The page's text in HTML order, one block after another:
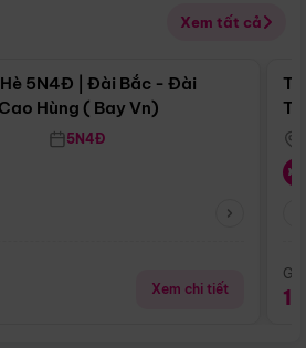
Xem tất cả
Điểm nổi bật
5N4Đ | Đài Bắc - Đài
Hùng ( Bay Vn)
5N4Đ
Xem chi tiết